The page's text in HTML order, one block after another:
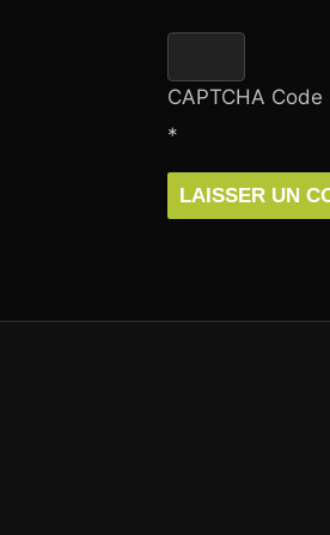
CAPTCHA Code
*